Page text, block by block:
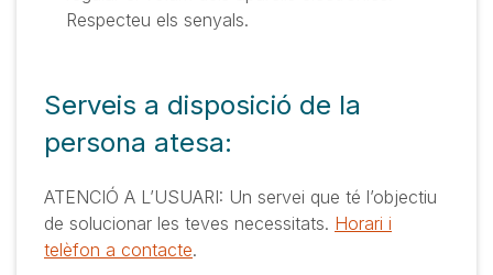
Respecteu els senyals.
Serveis a disposició de la
persona atesa:
ATENCIÓ A L’USUARI: Un servei que té l’objectiu
de solucionar les teves necessitats. Horari i
telèfon a contacte.